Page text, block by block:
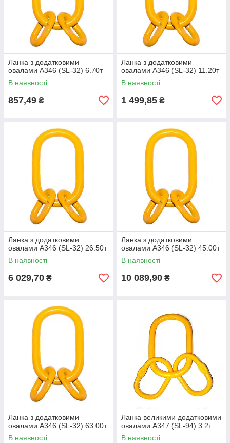
Ланка з додатковими
овалами A346 (SL-32) 6.70т
В наявності
857,49 ₴
Ланка з додатковими
овалами A346 (SL-32) 11.20т
В наявності
1 499,85 ₴
Ланка з додатковими
овалами A346 (SL-32) 26.50т
В наявності
6 029,70 ₴
Ланка з додатковими
овалами A346 (SL-32) 45.00т
В наявності
10 089,90 ₴
Ланка з додатковими
овалами A346 (SL-32) 63.00т
В наявності
Ланка великими додатковими
овалами А347 (SL-94) 3.2т
В наявності